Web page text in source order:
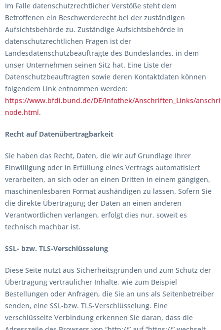
Im Falle datenschutzrechtlicher Verstöße steht dem
Betroffenen ein Beschwerderecht bei der zuständigen
Aufsichtsbehörde zu. Zuständige Aufsichtsbehörde in
datenschutzrechtlichen Fragen ist der
Landesdatenschutzbeauftragte des Bundeslandes, in dem
unser Unternehmen seinen Sitz hat. Eine Liste der
Datenschutzbeauftragten sowie deren Kontaktdaten können
folgendem Link entnommen werden:
https://www.bfdi.bund.de/DE/Infothek/Anschriften_Links/
node.html.
Recht auf Datenübertragbarkeit
Sie haben das Recht, Daten, die wir auf Grundlage Ihrer
Einwilligung oder in Erfüllung eines Vertrags automatisiert
verarbeiten, an sich oder an einen Dritten in einem gängigen,
maschinenlesbaren Format aushändigen zu lassen. Sofern Sie
die direkte Übertragung der Daten an einen anderen
Verantwortlichen verlangen, erfolgt dies nur, soweit es
technisch machbar ist.
SSL- bzw. TLS-Verschlüsselung
Diese Seite nutzt aus Sicherheitsgründen und zum Schutz der
Übertragung vertraulicher Inhalte, wie zum Beispiel
Bestellungen oder Anfragen, die Sie an uns als Seitenbetreiber
senden, eine SSL-bzw. TLS-Verschlüsselung. Eine
verschlüsselte Verbindung erkennen Sie daran, dass die